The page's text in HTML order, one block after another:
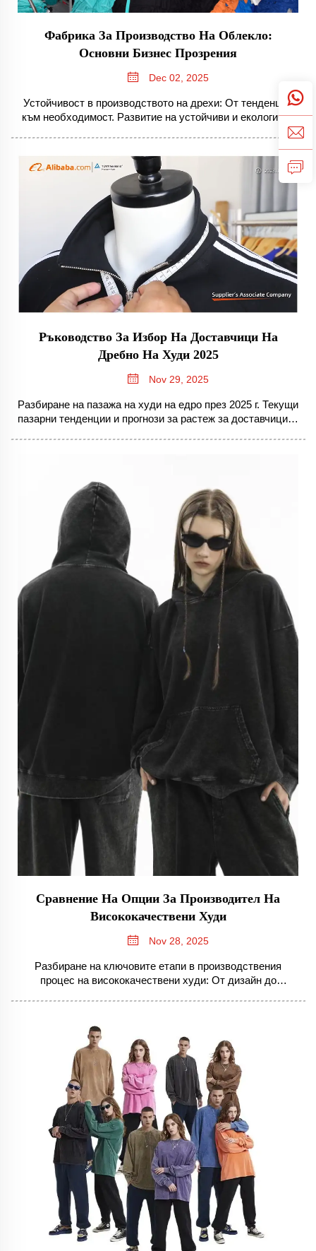
Фабрика За Производство На Облекло:
Основни Бизнес Прозрения
Dec 02, 2025
Устойчивост в производството на дрехи: От тенденция
към необходимост. Развитие на устойчиви и екологично
производството на дрехи, преминаването към
екологични решения не е просто нещо, което компаниите
правят по...
Ръководство За Избор На Доставчици На
Дребно На Худи 2025
Nov 29, 2025
Разбиране на пазажа на худи на едро през 2025 г. Текущи
пазарни тенденции и прогнози за растеж за доставчиците
Сравнение На Опции За Производител На
Висококачествени Худи
Nov 28, 2025
Разбиране на ключовите етапи в производствения
процес на висококачествени худи: От дизайн до
превръща основни материали в страхотни продукти...